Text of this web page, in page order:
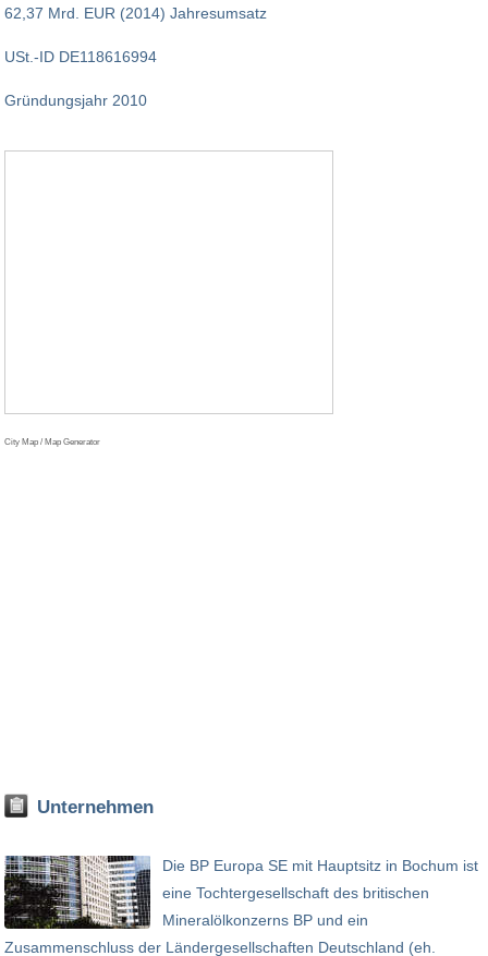
62,37 Mrd. EUR (2014) Jahresumsatz
USt.-ID DE118616994
Gründungsjahr 2010
City Map / Map Generator
Unternehmen
Die BP Europa SE mit Hauptsitz in Bochum ist
eine Tochtergesellschaft des britischen
Mineralölkonzerns BP und ein
Zusammenschluss der Ländergesellschaften Deutschland (eh.